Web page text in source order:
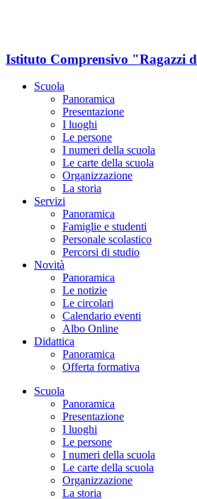
Istituto Comprensivo "Ragazzi
Scuola
Panoramica
Presentazione
I luoghi
Le persone
I numeri della scuola
Le carte della scuola
Organizzazione
La storia
Servizi
Panoramica
Famiglie e studenti
Personale scolastico
Percorsi di studio
Novità
Panoramica
Le notizie
Le circolari
Calendario eventi
Albo Online
Didattica
Panoramica
Offerta formativa
Scuola
Panoramica
Presentazione
I luoghi
Le persone
I numeri della scuola
Le carte della scuola
Organizzazione
La storia